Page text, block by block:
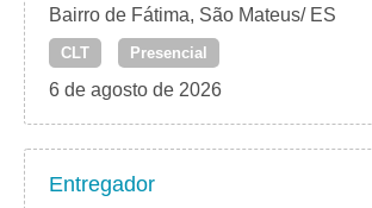
Bairro de Fátima, São Mateus/ ES
CLT Presencial
6 de agosto de 2026
Entregador